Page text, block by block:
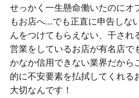
せっかく一生懸命働いたのにオ
もお店へ…でも正直に申告しな
んをつけてもらえない、干され
営業をしているお店が有名店で
かなか信用できない業界だから
的に不安要素を払拭してくれる
大切なんです！